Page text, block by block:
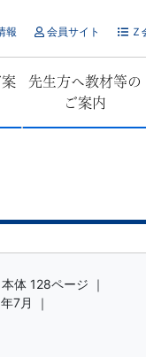
報 会員サイト Ｚ
先生方へ教材等の
ご案内
本体 128ページ ｜
7月 ｜